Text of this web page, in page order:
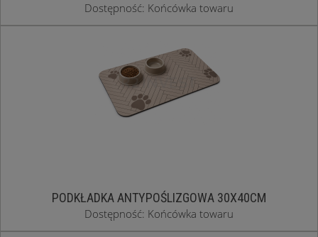
Dostępność: Końcówka towaru
PODKŁADKA ANTYPOŚLIZGOWA 30X40CM
Dostępność: Końcówka towaru